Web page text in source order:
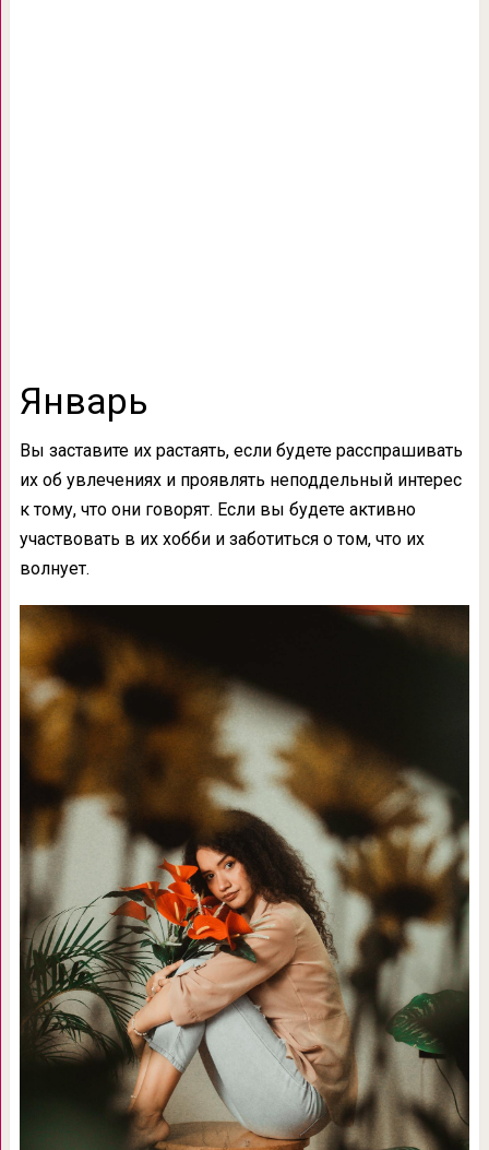
Январь
Вы заставите их растаять, если будете расспрашивать
их об увлечениях и проявлять неподдельный интерес
к тому, что они говорят. Если вы будете активно
участвовать в их хобби и заботиться о том, что их
волнует.